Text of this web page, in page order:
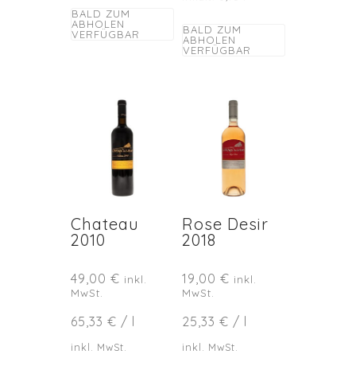
BALD ZUM
ABHOLEN
VERFÜGBAR
BALD ZUM
ABHOLEN
VERFÜGBAR
Chateau
2010
49,00 € inkl.
MwSt.
65,33 € / l
inkl. MwSt.
Rose Desir
2018
19,00€ inkl.
MwSt.
25,33€ / l
inkl. MwSt.